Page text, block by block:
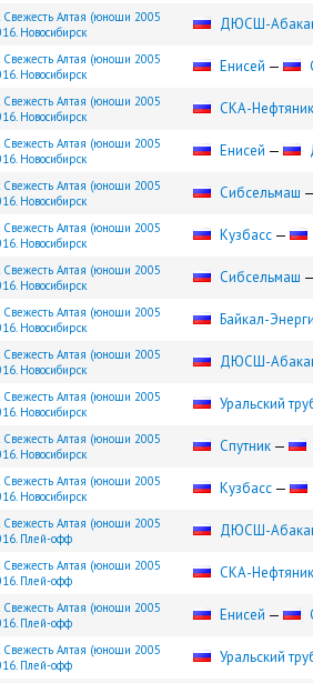
Свежесть Алтая (юноши 2005
Новосибирск
ДЮСШ-
Свежесть Алтая (юноши 2005
Новосибирск
Енисей —
Свежесть Алтая (юноши 2005
Новосибирск
СКА-Нефтяник
Свежесть Алтая (юноши 2005
Новосибирск
Енисей —
Свежесть Алтая (юноши 2005
Новосибирск
Сибсельмаш
Свежесть Алтая (юноши 2005
Новосибирск
Кузбасс —
Свежесть Алтая (юноши 2005
Новосибирск
Сибсельмаш
Свежесть Алтая (юноши 2005
Новосибирск
Байкал-
Свежесть Алтая (юноши 2005
Новосибирск
ДЮСШ-
Свежесть Алтая (юноши 2005
Новосибирск
Уральский
Свежесть Алтая (юноши 2005
Новосибирск
Спутник —
Свежесть Алтая (юноши 2005
Новосибирск
Кузбасс —
Свежесть Алтая (юноши 2005
Плей-офф
ДЮСШ-
Свежесть Алтая (юноши 2005
Плей-офф
СКА-Нефтяник
Свежесть Алтая (юноши 2005
Плей-офф
Енисей —
Свежесть Алтая (юноши 2005
Плей-офф
Уральский